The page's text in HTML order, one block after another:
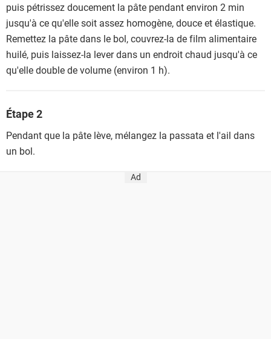
puis pétrissez doucement la pâte pendant environ 2 min
jusqu'à ce qu'elle soit assez homogène, douce et élastique.
Remettez la pâte dans le bol, couvrez-la de film alimentaire
huilé, puis laissez-la lever dans un endroit chaud jusqu'à ce
qu'elle double de volume (environ 1 h).
Étape 2
Pendant que la pâte lève, mélangez la passata et l'ail dans
un bol.
Ad